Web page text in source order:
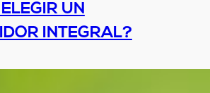
UN
INTEGRAL?